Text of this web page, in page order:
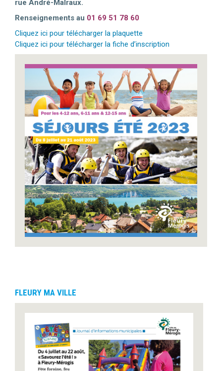
rue André-Malraux.
Renseignements au 01 69 51 78 60
Cliquez ici pour télécharger la plaquette
Cliquez ici pour télécharger la fiche d’inscription
FLEURY MA VILLE